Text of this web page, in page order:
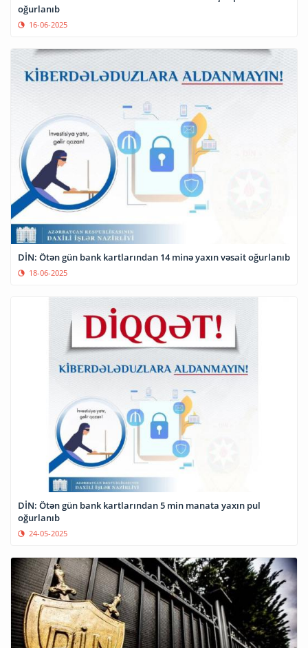
oğurlanıb
16-06-2025
DİN: Ötən gün bank kartlarından 14 minə yaxın vəsait oğurlanıb
18-06-2025
DİN: Ötən gün bank kartlarından 5 min manata yaxın pul
oğurlanıb
24-05-2025